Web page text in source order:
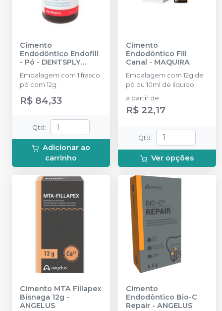
Cimento
Endodôntico Endofill
- Pó - DENTSPLY
SIRONA
Embalagem com 1 frasco
pó com 12g.
R$ 84,33
Qtd :
Adicionar ao
carrinho
Cimento
Endodôntico Fill
Canal - MAQUIRA
Embalagem com 12g de
pó ou 10ml de líquido.
a partir de:
R$ 22,17
Qtd :
Ver opções
Cimento MTA Fillapex
Bisnaga 12g -
ANGELUS
Cimento
Endodôntico Bio-C
Repair - ANGELUS